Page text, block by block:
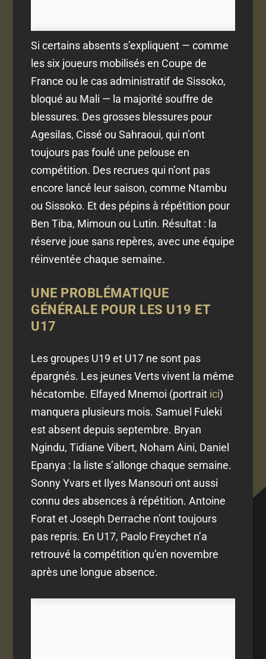
Si certains absents s’expliquent — comme
les six joueurs mobilisés en Coupe de
France ou le cas administratif de Sissoko,
bloqué au Mali — la majorité souffre de
blessures. Des grosses blessures pour
Agesilas, Cissé ou Sahraoui, qui n’ont
toujours pas foulé une pelouse en
compétition. Des recrues qui n’ont pas
encore lancé leur saison, comme Ntambu
ou Sissoko. Et des pépins à répétition pour
Ben Tiba, Mimoun ou Lutin. Résultat : la
réserve joue sans repères, avec une équipe
réinventée chaque semaine.
UNE PROBLÉMATIQUE
GÉNÉRALE POUR LES U19 ET
U17
Les groupes U19 et U17 ne sont pas
épargnés. Les jeunes Verts vivent la même
hécatombe. Elfayed Mnemoi (portrait ici)
manquera plusieurs mois. Samuel Fuleki
est absent depuis septembre. Bryan
Ngindu, Tidiane Vibert, Noham Aini, Daniel
Epanya : la liste s’allonge chaque semaine.
Sonny Yvars et Ilyes Mansouri ont aussi
connu des absences à répétition. Antoine
Forat et Joseph Derrache n’ont toujours
pas repris. En U17, Paolo Freychet n’a
retrouvé la compétition qu’en novembre
après une longue absence.